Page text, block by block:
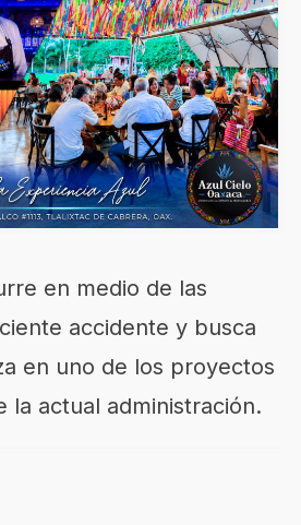
en medio de las
accidente y busca
en uno de los proyectos
la actual administración.